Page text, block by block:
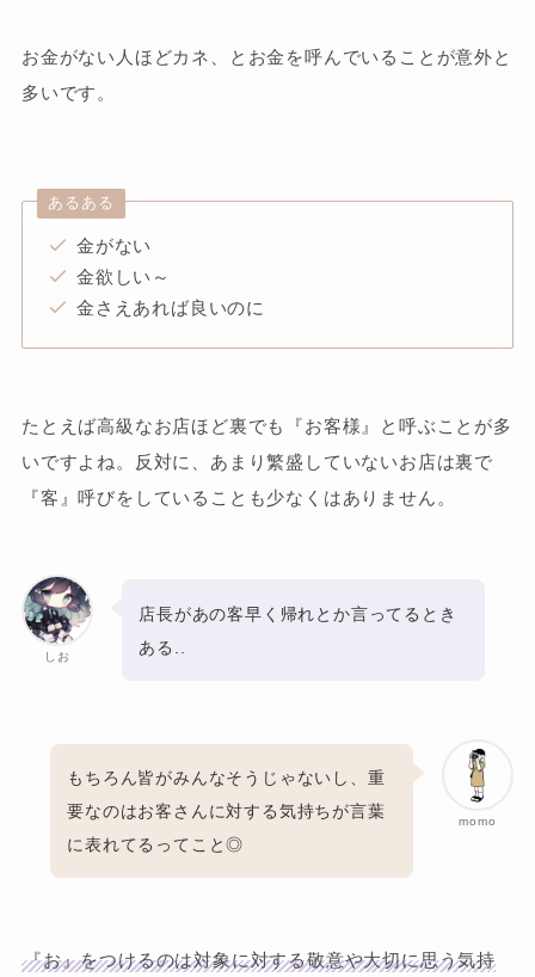
お金がない人ほどカネ、とお金を呼んでいることが意外と
多いです。
あるある
金がない
金欲しい～
金さえあれば良いのに
たとえば高級なお店ほど裏でも『お客様』と呼ぶことが多
いですよね。反対に、あまり繁盛していないお店は裏で
『客』呼びをしていることも少なくはありません。
しお
店長があの客早く帰れとか言ってるとき
ある..
momo
もちろん皆がみんなそうじゃないし、重
要なのはお客さんに対する気持ちが言葉
に表れてるってこと◎
『お』をつけるのは対象に対する敬意や大切に思う気持